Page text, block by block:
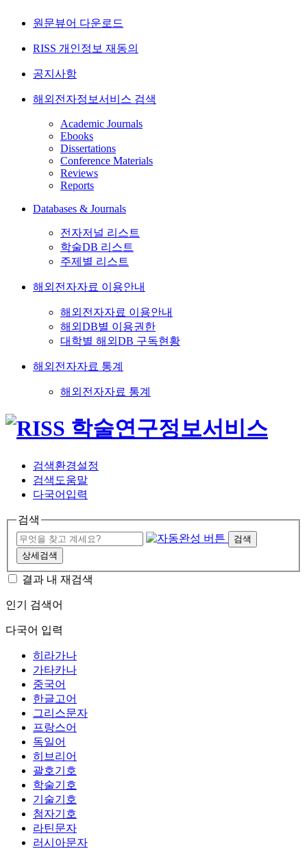
원문뷰어 다운로드
RISS 개인정보 재동의
공지사항
해외전자정보서비스 검색
Academic Journals
Ebooks
Dissertations
Conference Materials
Reviews
Reports
Databases & Journals
전자저널 리스트
학술DB 리스트
주제별 리스트
해외전자자료 이용안내
해외전자자료 이용안내
해외DB별 이용권한
대학별 해외DB 구독현황
해외전자자료 통계
해외전자자료 통계
검색환경설정
검색도움말
다국어입력
검색
검색
상세검색
결과 내 재검색
인기 검색어
다국어 입력
히라가나
가타카나
중국어
한글고어
그리스문자
프랑스어
독일어
히브리어
괄호기호
학술기호
기술기호
첨자기호
라틴문자
러시아문자